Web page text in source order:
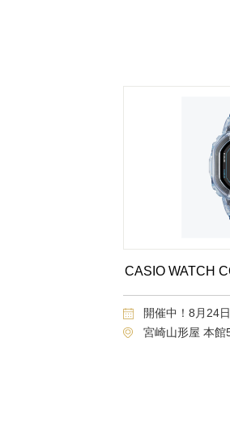
CASIO WATCH
開催中！8月24
宮崎山形屋 本館